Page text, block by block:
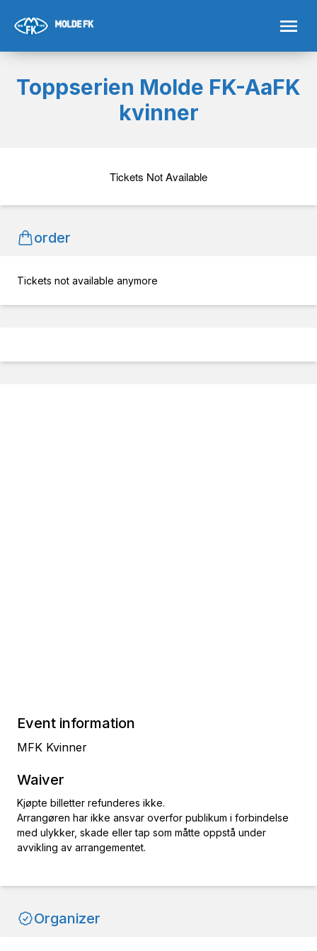
Toppserien Molde FK-AaFK
kvinner
Tickets Not Available
order
Tickets not available anymore
Event information
MFK Kvinner
Waiver
Kjøpte billetter refunderes ikke.
Arrangøren har ikke ansvar overfor publikum i forbindelse
med ulykker, skade eller tap som måtte oppstå under
avvikling av arrangementet.
Organizer